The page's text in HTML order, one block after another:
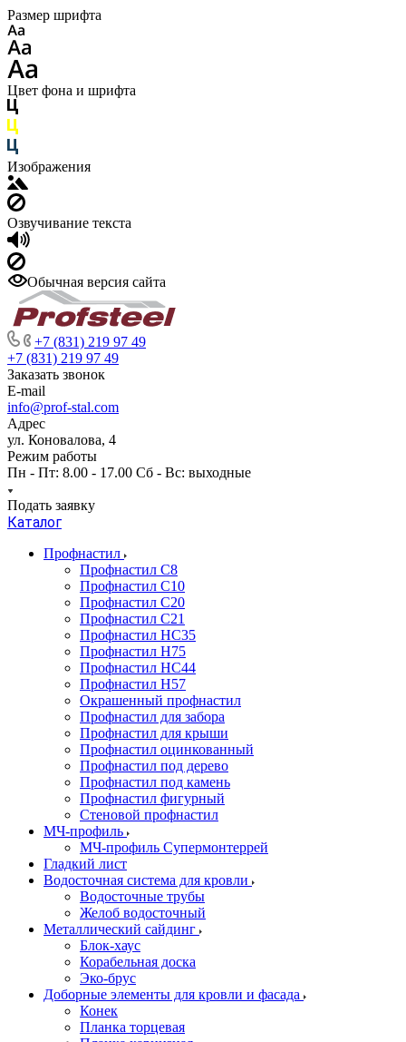
Размер шрифта
Цвет фона и шрифта
Изображения
Озвучивание текста
Обычная версия сайта
+7 (831) 219 97 49
+7 (831) 219 97 49
Заказать звонок
E-mail
info@prof-stal.com
Адрес
ул. Коновалова, 4
Режим работы
Пн - Пт: 8.00 - 17.00 Сб - Вс: выходные
Подать заявку
Каталог
Профнастил
Профнастил С8
Профнастил С10
Профнастил С20
Профнастил С21
Профнастил НС35
Профнастил Н75
Профнастил HC44
Профнастил Н57
Окрашенный профнастил
Профнастил для забора
Профнастил для крыши
Профнастил оцинкованный
Профнастил под дерево
Профнастил под камень
Профнастил фигурный
Стеновой профнастил
МЧ-профиль
МЧ-профиль Супермонтеррей
Гладкий лист
Водосточная система для кровли
Водосточные трубы
Желоб водосточный
Металлический сайдинг
Блок-хаус
Корабельная доска
Эко-брус
Доборные элементы для кровли и фасада
Конек
Планка торцевая